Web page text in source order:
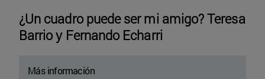
¿Un cuadro puede ser mi amigo? Teresa
Barrio y Fernando Echarri
Más información